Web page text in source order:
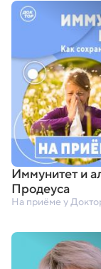
Иммунитет и
Продеуса
На приёме у